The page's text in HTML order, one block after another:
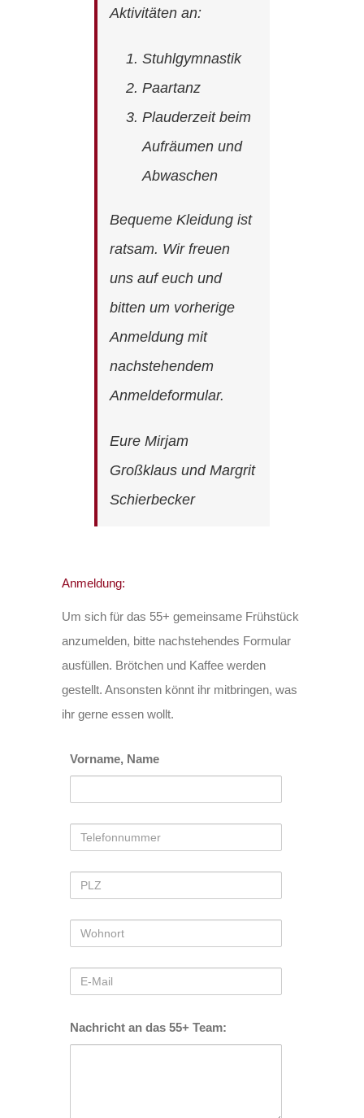
Aktivitäten an:
Stuhlgymnastik
Paartanz
Plauderzeit beim
Aufräumen und
Abwaschen
Bequeme Kleidung ist
ratsam. Wir freuen
uns auf euch und
bitten um vorherige
Anmeldung mit
nachstehendem
Anmeldeformular.
Eure Mirjam
Großklaus und Margrit
Schierbecker
Anmeldung:
Um sich für das 55+ gemeinsame Frühstück
anzumelden, bitte nachstehendes Formular
ausfüllen. Brötchen und Kaffee werden
gestellt. Ansonsten könnt ihr mitbringen, was
ihr gerne essen wollt.
Vorname, Name
Telefonnummer
PLZ
Wohnort
E-
Nachricht an das 55+ Team: